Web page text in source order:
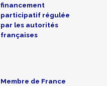
financement
participatif régulée
par les autorités
françaises
Membre de France